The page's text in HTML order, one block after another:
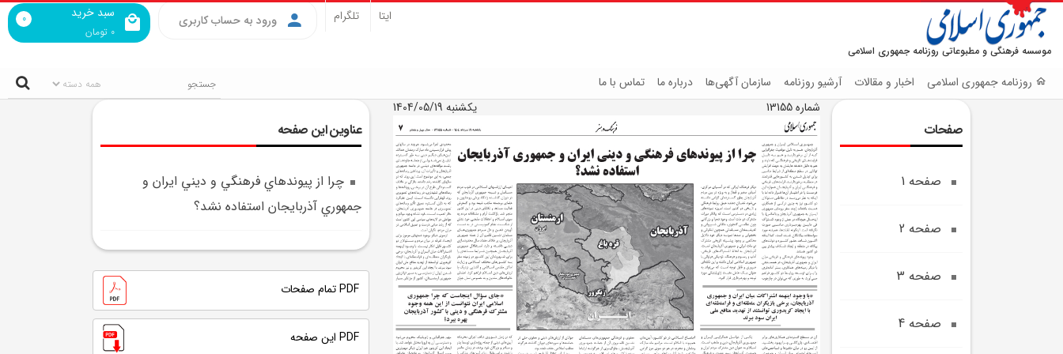
موسسه فرهنگی و مطبوعاتی روزنامه جمهوری اسلامی
سبد خرید
0 تومان
0 ورود به حساب کاربری ایتا تلگرام
روزنامه جمهوری اسلامی اخبار و مقالات آرشیو روزنامه سازمان آگهی‌ها درباره ما تماس با ما
صفحات
صفحه 1
صفحه 2
صفحه 3
صفحه 4
شماره 13155 یکشنبه 1404/05/19
عناوین این صفحه
چرا از پيوندهاي فرهنگي و ديني ايران و
جمهوري آذربايجان استفاده نشد؟
PDF تمام صفحات
PDF این صفحه